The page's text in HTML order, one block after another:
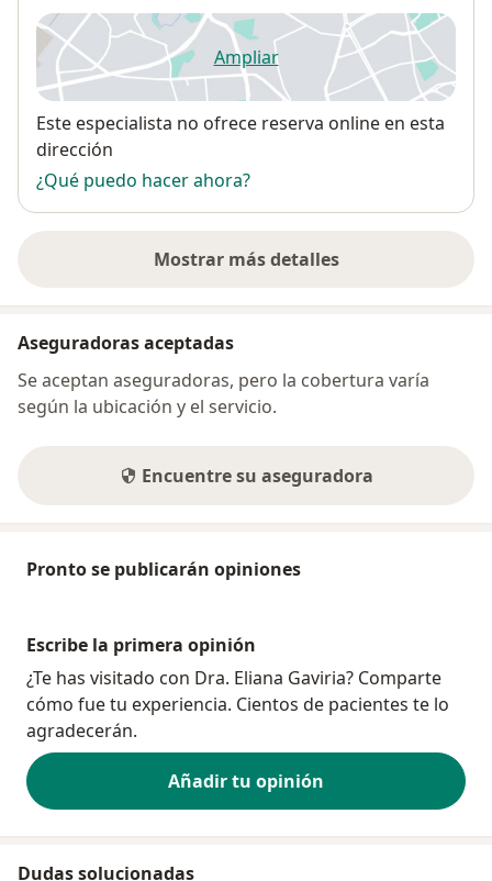
Ampliarse abre en una nueva
Disponibilidad
Este especialista no ofrece reserva online en esta
dirección
¿Qué puedo hacer ahora?
Mostrar más detalles
sobre la dirección
Aseguradoras aceptadas
Se aceptan aseguradoras, pero la cobertura varía
según la ubicación y el servicio.
Encuentre su aseguradora
Pronto se publicarán opiniones
Escribe la primera opinión
¿Te has visitado con Dra. Eliana Gaviria? Comparte
cómo fue tu experiencia. Cientos de pacientes te lo
agradecerán.
Añadir tu opinión
Dudas solucionadas